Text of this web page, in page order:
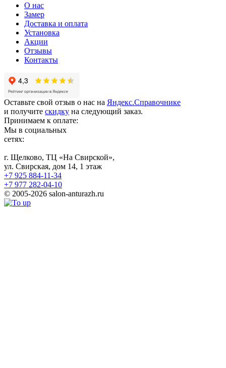
О нас
Замер
Доставка и оплата
Установка
Акции
Отзывы
Контакты
Оставьте свой отзыв о нас на Яндекс.Справочнике
и получите скидку на следующий заказ.
Принимаем к оплате:
Мы в социальных
сетях:
г. Щелково, ТЦ «На Свирской»,
ул. Свирская, дом 14, 1 этаж
+7 925 884-11-34
+7 977 282-04-10
© 2005-2026 salon-anturazh.ru